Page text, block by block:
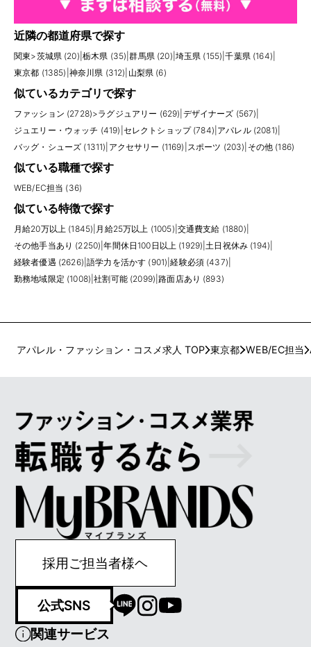
近隣の都道府県で探す
関東>茨城県 (20) 栃木県 (35) |群馬県 (20) 埼玉県 (155) |千葉県 (164)
東京都 (1385) 神奈川県 (312) 山梨県 (6)
似ているカテゴリで探す
ファッション (2728)>ラグジュアリー (629) デザイナーズ (567)
ジュエリー・ウォッチ (419) セレクトショップ (784) アパレル (2081)
バッグ・シューズ (1311) アクセサリー (1169) スポーツ (203) その他 (186)
似ている職種で探す
WEB/EC担当 (36)
似ている特徴で探す
月給20万以上 (1845) 月給25万以上 (1005) 交通費支給 (1880)
その他手当あり (2250) |年間休日100日以上 (1929) 土日祝休み (194)
経験者優遇 (2626) |語学力を活かす (901) |経験必須 (437)
勤務地域限定 (1008) |社割可能 (2099) |路面店あり (893)
アパレル・ファッション・コスメ求人 TOP 東京都 WEB/EC担当
採用ご担当者様ヘ
公式SNS
関連サービス